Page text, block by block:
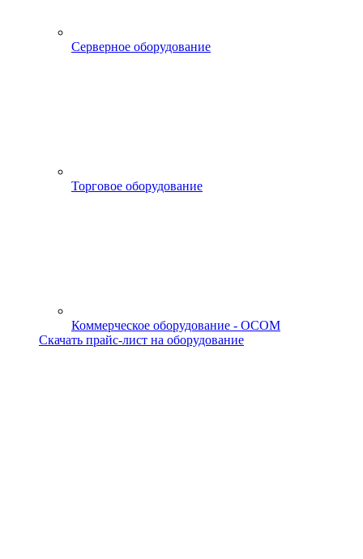
Серверное оборудование
Торговое оборудование
Коммерческое оборудование - OCOM
Скачать прайс-лист на оборудование